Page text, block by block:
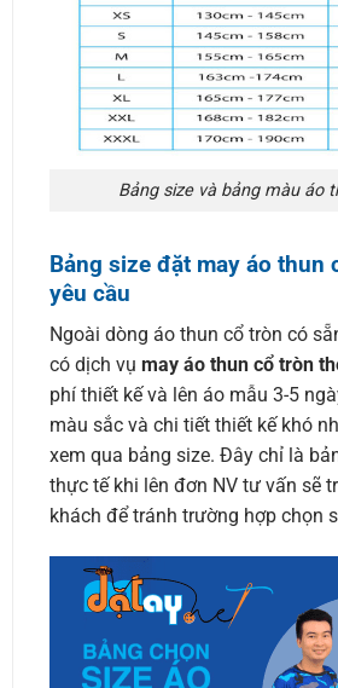
Bảng size và bảng màu áo
Bảng size đặt may áo thun
yêu cầu
Ngoài dòng áo thun cổ tròn có
có dịch vụ may áo thun cổ tròn
phí thiết kế và lên áo mẫu 3-5
màu sắc và chi tiết thiết kế khó
xem qua bảng size. Đây chỉ là
thực tế khi lên đơn NV tư vấn sẽ
khách để tránh trường hợp chọn